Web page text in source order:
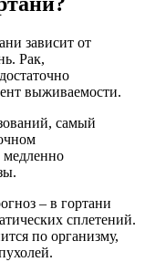
зависит от
Рак,
выживаемости.
самый
медленно
– в гортани
сплетений.
по организму,